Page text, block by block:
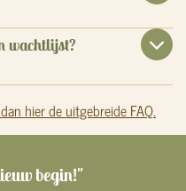
wachtlijst?
hier de uitgebreide FAQ.
begin!"